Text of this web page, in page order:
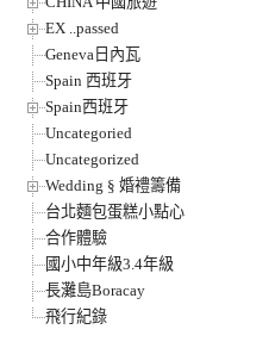
EX ..passed
Geneva日內瓦
Spain 西班牙
Spain西班牙
Uncategoried
Uncategorized
Wedding § 婚禮籌備
台北麵包蛋糕小點心
合作體驗
國小中年級3.4年級
長灘島Boracay
飛行紀錄